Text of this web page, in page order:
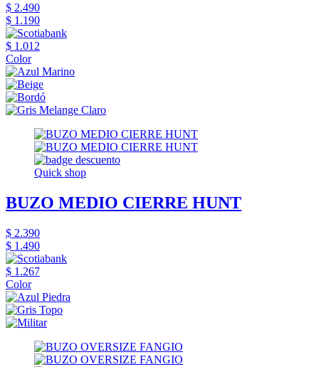
$ 2.490
$ 1.190
$ 1.012
Color
Quick shop
BUZO MEDIO CIERRE HUNT
$ 2.390
$ 1.490
$ 1.267
Color